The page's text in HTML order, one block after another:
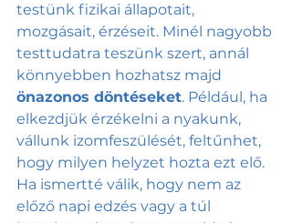
testünk fizikai állapotait,
mozgásait, érzéseit. Minél nagyobb
testtudatra teszünk szert, annál
könnyebben hozhatsz majd
önazonos döntéseket. Például, ha
elkezdjük érzékelni a nyakunk,
vállunk izomfeszülését, feltűnhet,
hogy milyen helyzet hozta ezt elő.
Ha ismertté válik, hogy nem az
előző napi edzés vagy a túl